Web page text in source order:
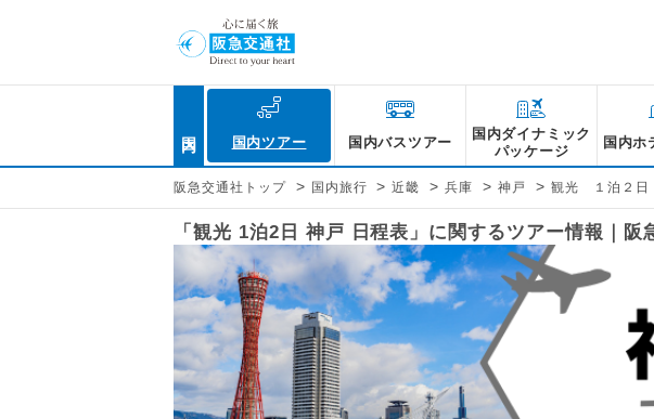
国内ツアー 国内バスツアー
国内ダイナミック
パッケージ
国内ホ
阪急交通社トップ > 国内旅行 > 近畿 > 兵庫 > 神戸 > 観光 １泊２
「観光 1泊2日 神戸 日程表」に関するツアー情報｜阪